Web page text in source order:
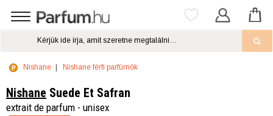
Nishane Nishane férfi parfümök
Nishane Suede Et Safran
extrait de parfum - unisex